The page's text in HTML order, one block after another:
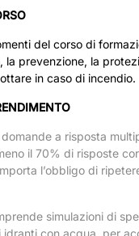
del corso di
la prevenzione, la
in caso di incendio.
a risposta
il 70% di risposte
l’obbligo di
simulazioni di